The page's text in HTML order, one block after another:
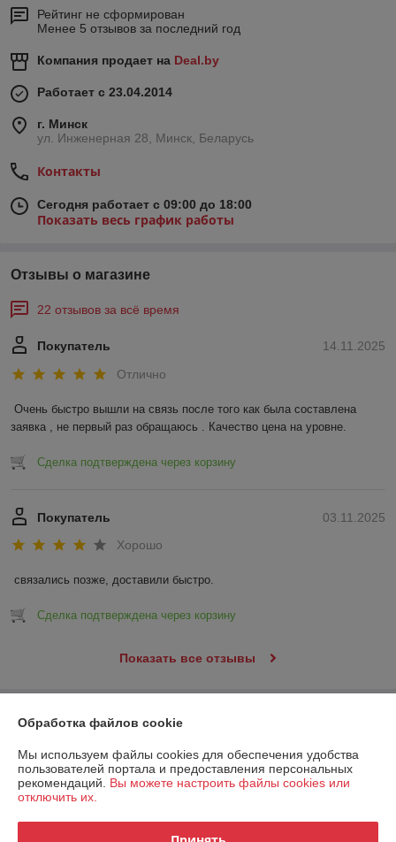
Рейтинг не сформирован
Менее 5 отзывов за последний год
Компания продает на Deal.by
Работает с 23.04.2014
г. Минск
ул. Инженерная 28, Минск, Беларусь
Контакты
Сегодня работает с 09:00 до 18:00
Показать весь график работы
Отзывы о магазине
22 отзывов за всё время
14.11.2025
Покупатель
Отлично
Очень быстро вышли на связь после того как была составлена
заявка , не первый раз обращаюсь . Качество цена на уровне.
Сделка подтверждена через корзину
03.11.2025
Покупатель
Хорошо
связались позже, доставили быстро.
Сделка подтверждена через корзину
Показать все отзывы
О нас
Контакты
Доставка и оплата
Обработка файлов cookie
Мы используем файлы cookies для обеспечения удобства
пользователей портала и предоставления персональных
рекомендаций. Вы можете настроить файлы cookies или
отключить их.